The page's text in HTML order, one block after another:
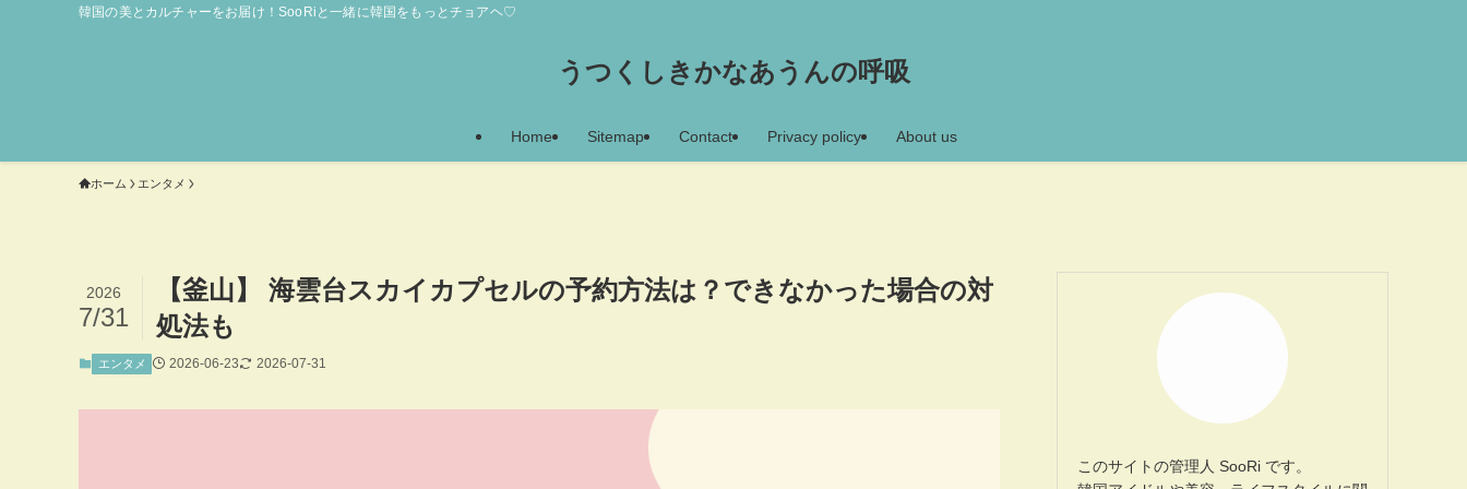
韓国の美とカルチャーをお届け！SooRiと一緒に韓国をもっとチョアヘ♡
うつくしきかなあうんの呼吸
Home Sitemap Contact Privacy policy About us
ホーム エンタメ
【釜山】 海雲台スカイカプセルの予約方法は？できなかった場合の対
処法も
2026
7/31
エンタメ 2026-06-23 2026-07-31
このサイトの管理人 SooRi です。